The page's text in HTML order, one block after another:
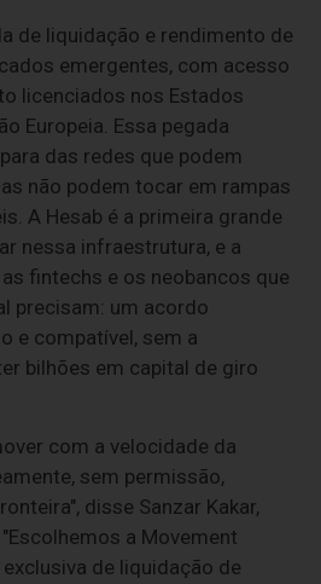
de liquidação e rendimento de
emergentes, com acesso
licenciados nos Estados
Europeia. Essa pegada
das redes que podem
não podem tocar em rampas
A Hesab é a primeira grande
nessa infraestrutura, e a
fintechs e os neobancos que
precisam: um acordo
e compatível, sem a
bilhões em capital de giro
com a velocidade da
sem permissão,
disse Sanzar Kakar,
a Movement
de liquidação de